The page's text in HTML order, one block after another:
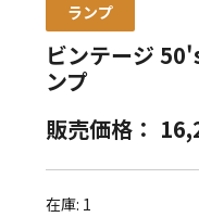
ランプ
ビンテージ
ンプ
販売価格：
在庫: 1